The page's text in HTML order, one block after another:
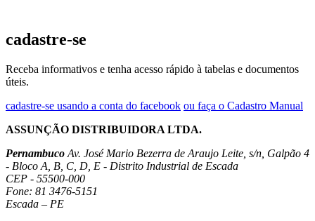
cadastre-se
Receba informativos e tenha acesso rápido à tabelas e documentos
úteis.
cadastre-se usando a conta do facebook ou faça o Cadastro Manual
ASSUNÇÃO DISTRIBUIDORA LTDA.
Pernambuco Av. José Mario Bezerra de Araujo Leite, s/n, Galpão 4
- Bloco A, B, C, D, E - Distrito Industrial de Escada
CEP - 55500-000
Fone: 81 3476-5151
Escada – PE